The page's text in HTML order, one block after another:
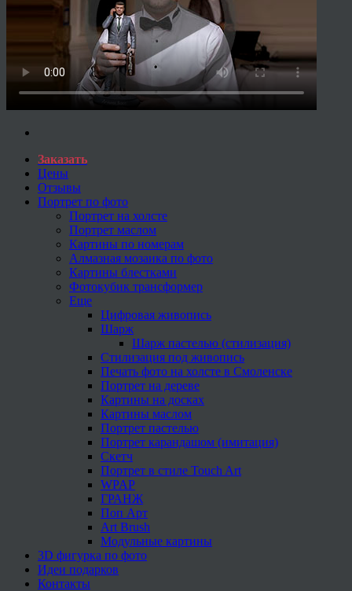
Заказать
Цены
Отзывы
Портрет по фото
Портрет на холсте
Портрет маслом
Картины по номерам
Алмазная мозаика по фото
Картины блестками
Фотокубик трансформер
Еще
Цифровая живопись
Шарж
Шарж пастелью (стилизация)
Стилизация под живопись
Печать фото на холсте в Смоленске
Портрет на дереве
Картины на досках
Картины маслом
Портрет пастелью
Портрет карандашом (имитация)
Скетч
Портрет в стиле Touch Art
WPAP
ГРАНЖ
Поп Арт
Art Brush
Модульные картины
3D фигурка по фото
Идеи подарков
Контакты